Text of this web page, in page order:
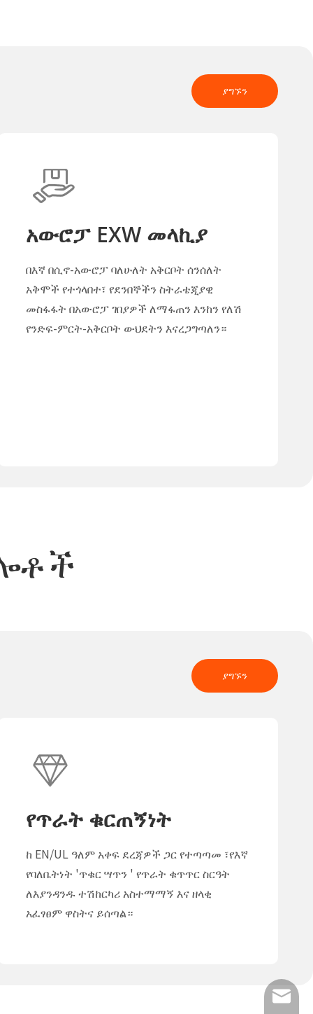
ያግኙን
አውሮፓ EXW መላኪያ
በእኛ በሲኖ-አውሮፓ ባለሁለት አቅርቦት ሰንሰለት
አቅሞች የተጎላበተ፣ የደንበኞችን ስትራቴጂያዊ
መስፋፋት በአውሮፓ ገበያዎች ለማፋጠን እንከን የለሽ
የንድፍ-ምርት-አቅርቦት ውህደትን እናረጋግጣለን።
ያግኙን
የጥራት ቁርጠኝነት
ከ EN/UL ዓለም አቀፍ ደረጃዎች ጋር የተጣጣመ ፣የእኛ
የባለቤትነት 'ጥቁር ሣጥን ' የጥራት ቁጥጥር ስርዓት
ለእያንዳንዱ ተሽከርካሪ አስተማማኝ እና ዘላቂ
አፈፃፀም ዋስትና ይሰጣል።